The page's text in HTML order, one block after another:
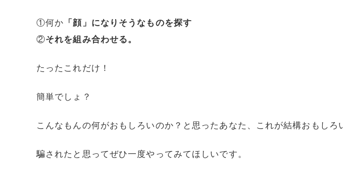
①何か 「顔」になりそうなものを探す
②それを組み合わせる。
たったこれだけ！
簡単でしょ？
こんなもんの何がおもしろいのか？と思ったあなた、これが結構おもしろ
騙されたと思ってぜひ一度やってみてほしいです。